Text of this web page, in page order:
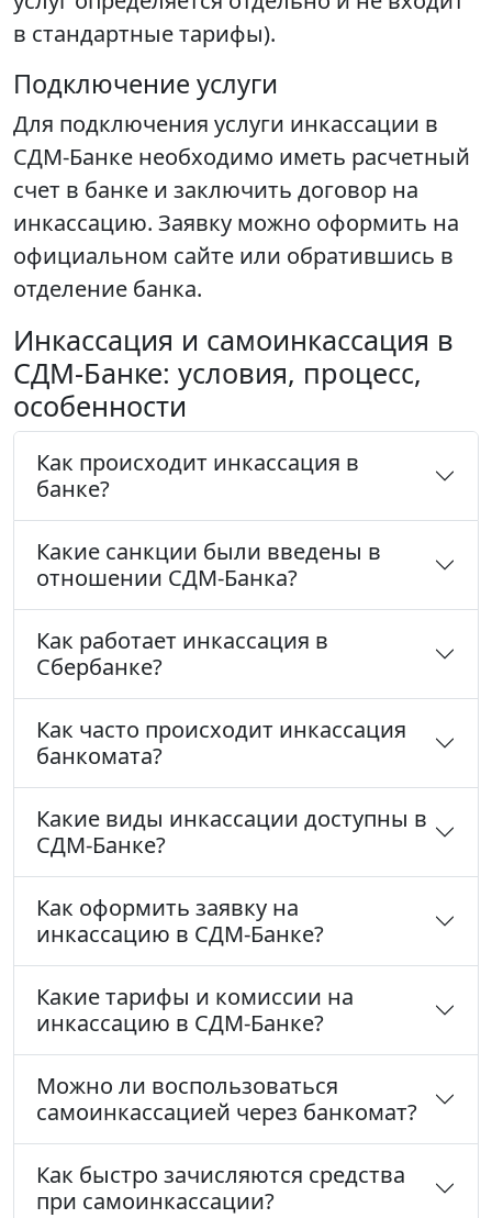
в стандартные тарифы).
Подключение услуги
Для подключения услуги инкассации в
СДМ-Банке необходимо иметь расчетный
счет в банке и заключить договор на
инкассацию. Заявку можно оформить на
официальном сайте или обратившись в
отделение банка.
Инкассация и самоинкассация в
СДМ-Банке: условия, процесс,
особенности
Как происходит инкассация в
банке?
Какие санкции были введены в
отношении СДМ-Банка?
Как работает инкассация в
Сбербанке?
Как часто происходит инкассация
банкомата?
Какие виды инкассации доступны в
СДМ-Банке?
Как оформить заявку на
инкассацию в СДМ-Банке?
Какие тарифы и комиссии на
инкассацию в СДМ-Банке?
Можно ли воспользоваться
самоинкассацией через банкомат?
Как быстро зачисляются средства
при самоинкассации?